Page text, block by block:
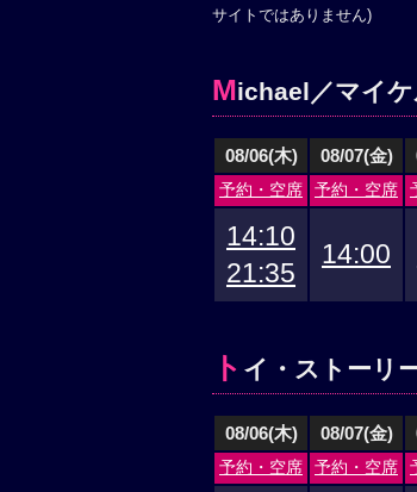
サイトではありません)
Michael／マイケ
08/06(木) 08/07(金)
予約・空席 予約・空席
14:10
21:35
14:00
ト イ・ストーリ
08/06(木) 08/07(金)
予約・空席 予約・空席